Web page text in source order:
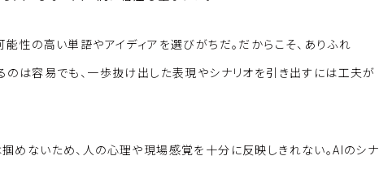
性の高い単語やアイディアを選びがちだ。だからこそ、ありふれ
のは容易でも、一歩抜け出した表現やシナリオを引き出すには工夫が
めないため、人の心理や現場感覚を十分に反映しきれない。AIのシナ